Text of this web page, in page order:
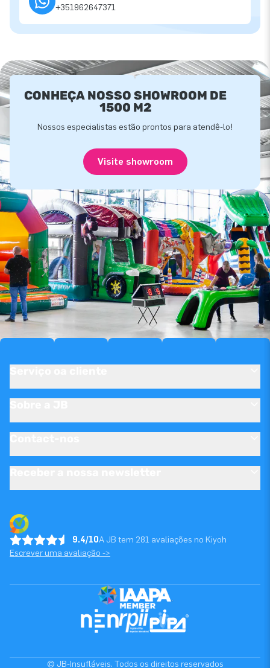
+351962647371
CONHEÇA NOSSO SHOWROOM DE
1500 M2
Nossos especialistas estão prontos para atendê-lo!
Visite showroom
9.4/10A JB tem 281 avaliações no Kiyoh
Escrever uma avaliação ->
© JB-Insufláveis. Todos os direitos reservados